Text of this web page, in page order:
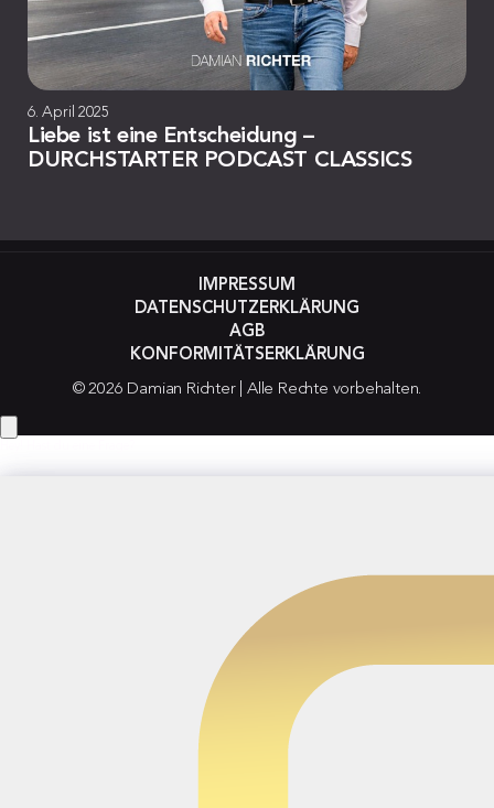
6. April 2025
Liebe ist eine Entscheidung –
DURCHSTARTER PODCAST CLASSICS
© 2026 Damian Richter | Alle Rechte vorbehalten.
IMPRESSUM
DATENSCHUTZERKLÄRUNG
AGB
KONFORMITÄTSERKLÄRUNG